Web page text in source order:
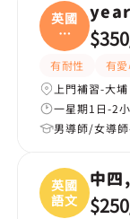
英國
語
文|
year
$350
有耐性 有
上門補習-大埔
一星期1日-2
男導師/女導
英國
語文
中
$250